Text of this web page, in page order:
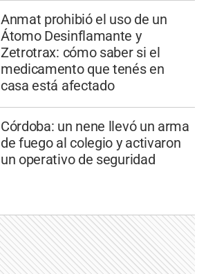
Anmat prohibió el uso de un
Átomo Desinflamante y
Zetrotrax: cómo saber si el
medicamento que tenés en
casa está afectado
Córdoba: un nene llevó un arma
de fuego al colegio y activaron
un operativo de seguridad